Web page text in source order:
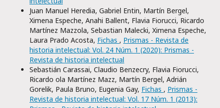
Juan Manuel Heredia, Gabriel Entin, Martín Bergel,
Ximena Espeche, Anahi Ballent, Flavia Fiorucci, Ricardo
Martínez Mazzola, Sebastian Malecki, Ximena Espeche,
Laura Prado Acosta, Fichas , Prismas - Revista de
historia intelectual: Vol. 24 Núm. 1 (2020): Prismas -
Revista de historia intelectual
Sebastián Carassai, Claudio Benzecry, Flavia Fiorucci,
Ricardo ola Martínez Mazz, Martín Bergel, Adrián
Gorelik, Paula Bruno, Eugenia Gay, Fichas , Prismas -
Revista de historia intelectual: Vol. 17 Núm. 1 (2013):